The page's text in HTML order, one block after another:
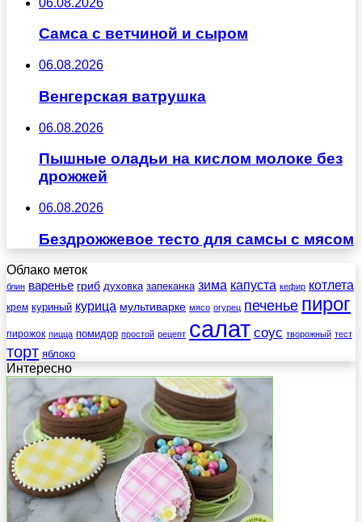
Самса с ветчиной и сыром
06.08.2026
Венгерская ватрушка
06.08.2026
Пышные оладьи на кислом молоке без
дрожжей
06.08.2026
Бездрожжевое тесто для самсы с мясом
Облако меток
блин варенье гриб духовка запеканка зима капуста кефир котлета
крем куриный курица мультиварке мясо огурец печенье пирог
пирожок пицца помидор простой рецепт салат соус творожный тест
торт яблоко
Интересно